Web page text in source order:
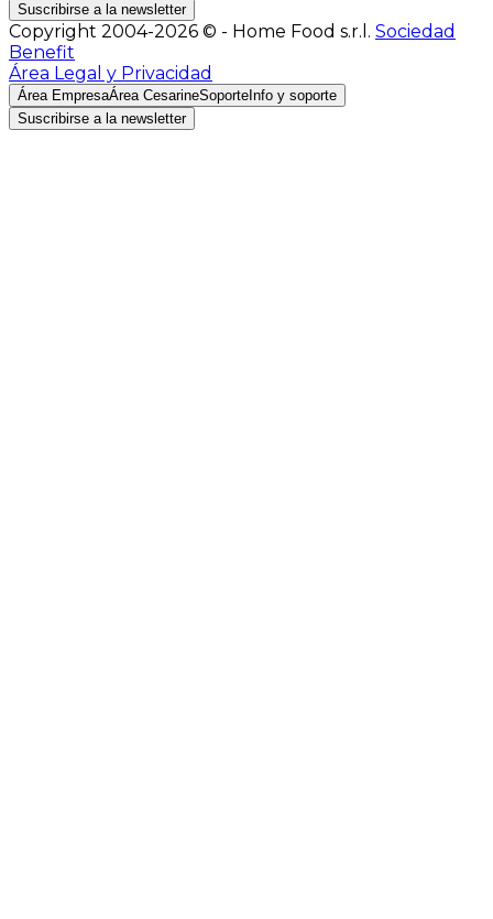
Suscribirse a la newsletter
Copyright 2004-2026 © - Home Food s.r.l. Sociedad
Benefit
Área Legal y Privacidad
Área EmpresaÁrea CesarineSoporte Info y soporte
Suscribirse a la newsletter